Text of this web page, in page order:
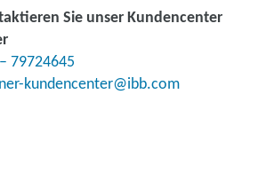
Sie unser Kundencenter
79724645
kundencenter@ibb.com